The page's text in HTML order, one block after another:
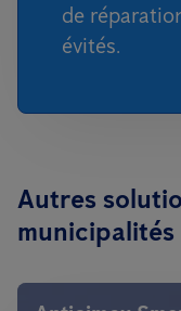
de
évités.
Autres
municipalités